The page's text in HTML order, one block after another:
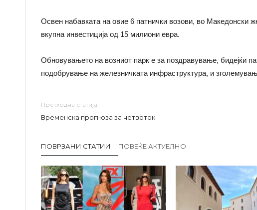
Освен набавката на овие 6 патнички возови, во Македонски
вкупна инвестиција од 15 милиони евра.
Обновувањето на возниот парк е за поздравување, бидејќи
подобрување на железничката инфраструктура, и
Претходна статија
Временска прогноза за четврток
ПОВРЗАНИ СТАТИИ ПОВЕЌЕ АКТУЕЛНО